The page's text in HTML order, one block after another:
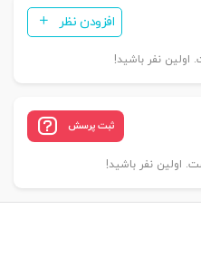
افزودن نظر
نفر باشید!
ثبت پرسش
اولین نفر باشید!